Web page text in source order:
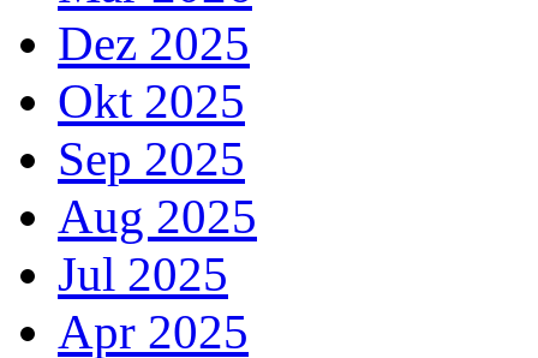
Dez 2025
Okt 2025
Sep 2025
Aug 2025
Jul 2025
Apr 2025